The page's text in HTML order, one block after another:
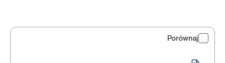
Porównaj